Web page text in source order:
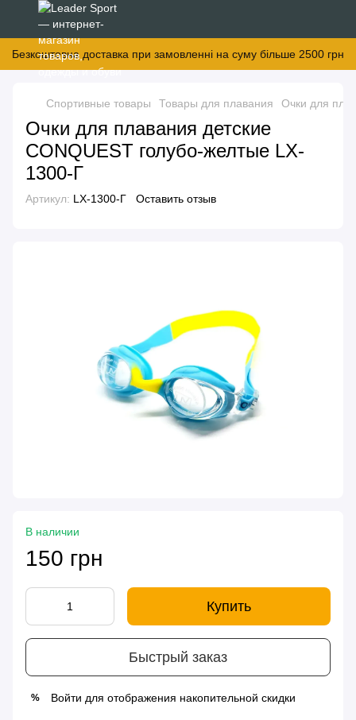
Безкоштовна доставка при замовленні на суму більше 2500 грн
Спортивные товары Товары для плавания Очки для
Очки для плавания детские
CONQUEST голубо-желтые LX-
1300-Г
Артикул: LX-1300-Г Оставить отзыв
В наличии
150 грн
Купить
Быстрый заказ
% Войти для отображения накопительной скидки